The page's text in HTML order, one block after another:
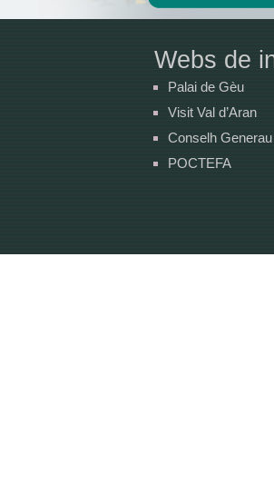
Webs de
Palai de Gèu
Visit Val d’Aran
Conselh Generau
POCTEFA